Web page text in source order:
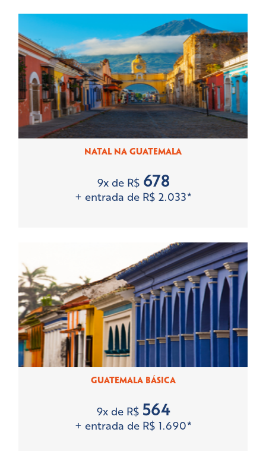
Produtos Especiais
NATAL NA GUATEMALA
9x de R$ 678
+ entrada de R$ 2.033*
GUATEMALA BÁSICA
9x de R$ 564
+ entrada de R$ 1.690*